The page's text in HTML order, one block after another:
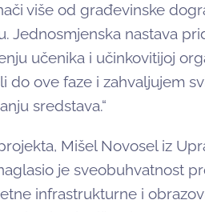
više od građevinske
Jednosmjenska nastava
učenika i učinkovitijoj
do ove faze i zahvaljujem
sredstava.“
Mišel Novosel iz
je sveobuhvatnost
infrastrukturne i